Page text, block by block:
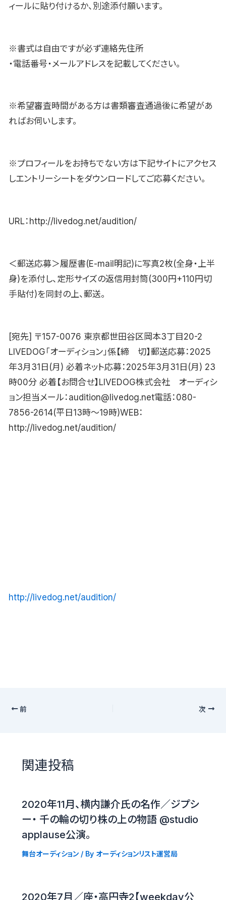
ィールに貼り付けるか、別途添付願います。
※書式は自由ですが必ず連絡先住所
・電話番号・メールアドレスを記載してください。
※希望審査時間がある方は書類審査通過後に希望があ
ればお伺いします。
※プロフィールをお持ちでない方は下記サイトにアクセス
しエントリーシートをダウンロードしてご応募ください。
URL：http://livedog.net/audition/
＜郵送応募＞履歴書(E-mail明記)に写真2枚(全身・上半
身)を添付し、定形サイズの返信用封筒(300円+110円切
手貼付)を同封の上、郵送。
[宛先] 〒157-0076 東京都世田谷区岡本3丁目20-2
LIVEDOG「オーディション」係【締 切】郵送応募：2025
年3月31日(月) 必着ネット応募：2025年3月31日(月) 23
時00分 必着【お問合せ】LIVEDOG株式会社 オーディシ
ョン担当メール：audition@livedog.net電話：080-
7856-2614(平日13時〜19時)WEB：
http://livedog.net/audition/
http://livedog.net/audition/
前 次
関連投稿
2020年11月、横内謙介氏の名作／ジプシ
ー・ 千の輪の切り株の上の物語 @studio
applause公演。
舞台オーディション/ By オーディションリスト運営局
2020年7月／座・高円寺2【weekday公